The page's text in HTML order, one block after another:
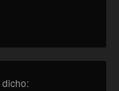
dicho: